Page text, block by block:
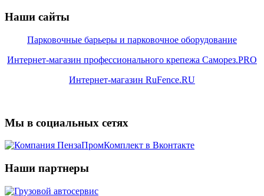
Наши сайты
Парковочные барьеры и парковочное оборудование
Интернет-магазин профессионального крепежа Саморез.PRO
Интернет-магазин RuFence.RU
Мы в социальных сетях
Наши партнеры